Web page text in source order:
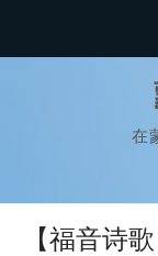
在
【福音诗